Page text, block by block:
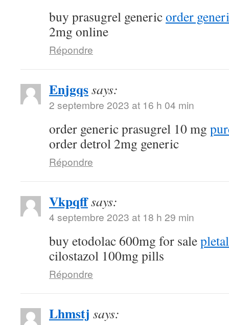
buy prasugrel genericorder
2mg online
Répondre
Enjgqssays:
2 septembre 2023 at 16 h 04 min
order generic prasugrel 10 mg
order detrol 2mg generic
Répondre
Vkpqffsays:
4 septembre 2023 at 18 h 29 min
buy etodolac 600mg for sale
cilostazol 100mg pills
Répondre
Lhmstj says: